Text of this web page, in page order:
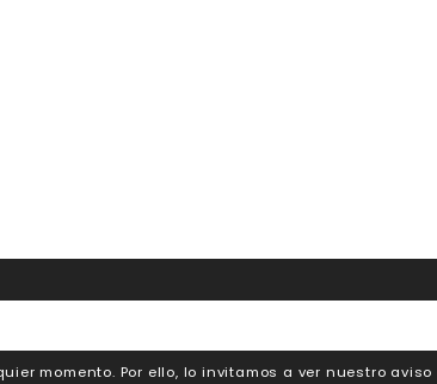
momento. Por ello, lo invitamos a ver nuestro